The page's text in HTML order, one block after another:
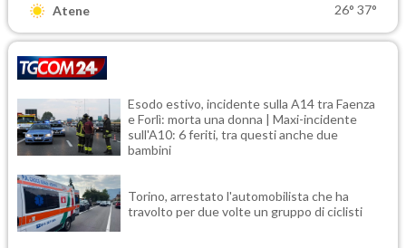
Atene 26° 37°
Esodo estivo, incidente sulla A14 tra Faenza
e Forlì: morta una donna | Maxi-incidente
sull'A10: 6 feriti, tra questi anche due
bambini
Torino, arrestato l'automobilista che ha
travolto per due volte un gruppo di ciclisti